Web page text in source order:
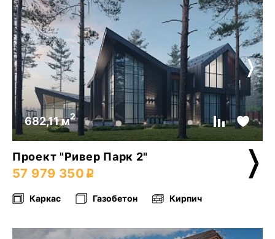
682,11 м2
Проект "Ривер Парк 2"
57 979 350
Каркас Газобетон Кирпич